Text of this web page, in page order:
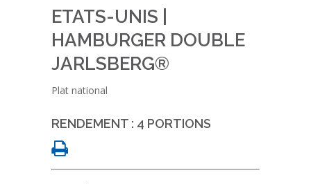
ETATS-UNIS |
HAMBURGER DOUBLE
JARLSBERG®
Plat national
RENDEMENT : 4 PORTIONS